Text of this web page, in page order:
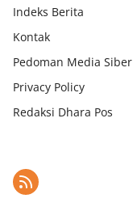
Indeks Berita
Kontak
Pedoman Media Siber
Privacy Policy
Redaksi Dhara Pos